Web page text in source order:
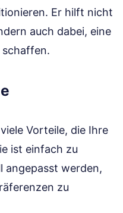
Er hilft nicht
auch dabei, eine
schaffen.
Vorteile, die Ihre
ist einfach zu
angepasst werden,
zu